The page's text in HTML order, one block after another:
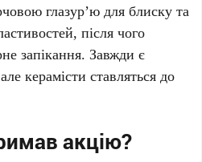
глазур’ю для блиску та
після чого
запікання. Завжди є
керамісти ставляться до
акцію?